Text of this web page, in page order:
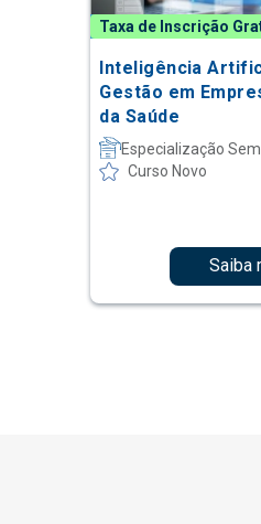
Taxa de Inscrição
Inteligência
Gestão em
da Saúde
Especialização
Curso Novo
Saiba